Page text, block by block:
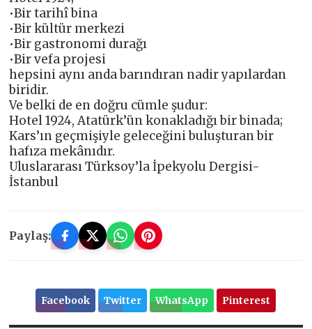
•Bir tarihî bina
•Bir kültür merkezi
•Bir gastronomi durağı
•Bir vefa projesi
hepsini aynı anda barındıran nadir yapılardan
biridir.
Ve belki de en doğru cümle şudur:
Hotel 1924, Atatürk’ün konakladığı bir binada;
Kars’ın geçmişiyle geleceğini buluşturan bir
hafıza mekânıdır.
Uluslararası Türksoy’la İpekyolu Dergisi-
İstanbul
Paylaş:
Facebook Twitter WhatsApp Pinterest